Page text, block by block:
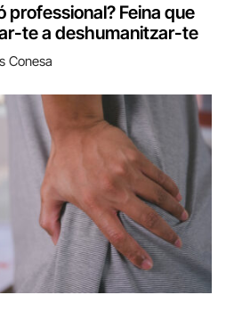
professional? Feina que
te a deshumanitzar-te
Conesa